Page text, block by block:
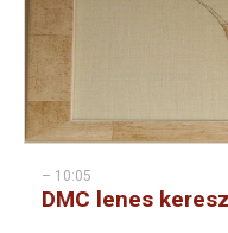
– 10:05
DMC lenes